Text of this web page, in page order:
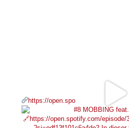
https://open.spo